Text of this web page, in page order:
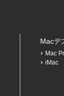
Macデ
Mac
iMac